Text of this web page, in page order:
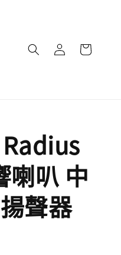
喇叭 中
聲器